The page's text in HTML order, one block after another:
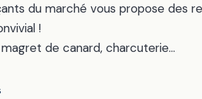
du marché vous propose des
!
de canard, charcuterie…